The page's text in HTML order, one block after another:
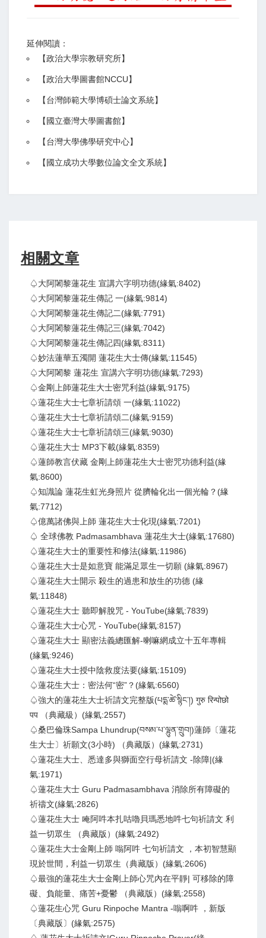
延伸閱讀：
【政治大學宗教研究所】
【政治大學圖書館NCCU】
【台灣師範大學博碩士論文系統】
【 國立臺灣大學圖書館】
【台灣大學佛學研究中心】
【 國立成功大學數位論文全文系統】
相關文章
♤大阿闍黎蓮花生 宣講六字明功德(緣氣:8402)
♤大阿闍黎蓮花生傳記 一(緣氣:9814)
♤大阿闍黎蓮花生傳記二(緣氣:7791)
♤大阿闍黎蓮花生傳記三(緣氣:7042)
♤大阿闍黎蓮花生傳記四(緣氣:8311)
♤妙法蓮華五濁開 蓮花生大士傳(緣氣:11545)
♤大阿闍黎 蓮花生 宣講六字明功德(緣氣:7293)
♤金剛上師蓮花生大士密咒利益(緣氣:9175)
♤蓮花生大士七章祈請頌 一(緣氣:11022)
♤蓮花生大士七章祈請頌二(緣氣:9159)
♤蓮花生大士七章祈請頌三(緣氣:9030)
♤蓮花生大士 MP3下載(緣氣:8359)
♤蓮師教言伏藏 金剛上師蓮花生大士密咒功德利益(緣
氣:8600)
♤知識論 蓮花生虹光身照片 從臍輪化出一個光輪？(緣
氣:7712)
♤億萬諸佛與上師 蓮花生大士化現(緣氣:7201)
♤ 全球佛教 Padmasambhava 蓮花生大士(緣氣:17680)
♤蓮花生大士的重要性和修法(緣氣:11986)
♤蓮花生大士是如意寶 能滿足眾生一切願 (緣氣:8967)
♤蓮花生大士開示 殺生的過患和放生的功德 (緣
氣:11848)
♤蓮花生大士 聽即解脫咒 - YouTube(緣氣:7839)
♤蓮花生大士心咒 - YouTube(緣氣:8157)
♤蓮花生大士 顯密法義總匯解-喇嘛網成立十五年專輯
(緣氣:9246)
♤蓮花生大士授中陰救度法要(緣氣:15109)
♤蓮花生大士：密法何“密”？(緣氣:6560)
♤強大的蓮花生大士祈請文完整版(པདྨ་ཚེ་སྙིང་།) गुरु रिन्पोछो
पप （典藏級）(緣氣:2557)
♤桑巴倫珠Sampa Lhundrup(བསམ་པ་ལྷུན་གྲུབ།)蓮師〔蓮花
生大士〕祈願文(3小時) （典藏版）(緣氣:2731)
♤蓮花生大士、悉達多與獅面空行母祈請文 -除障|(緣
氣:1971)
♤蓮花生大士 Guru Padmasambhava 消除所有障礙​​的
祈禱文(緣氣:2826)
♤蓮花生大士 唵阿吽本扎咕嚕貝瑪悉地吽七句祈請文 利
益一切眾生 （典藏版）(緣氣:2492)
♤蓮花生大士金剛上師 嗡阿吽 七句祈請文 ，本初智慧顯
現於世間，利益一切眾生（典藏版）(緣氣:2606)
♤最強的蓮花生大士金剛上師心咒內在平靜| 可移除的障
礙、負能量、痛苦+憂鬱 （典藏版）(緣氣:2558)
♤蓮花生心咒 Guru Rinpoche Mantra -嗡啊吽 ，新版
〔典藏版〕(緣氣:2575)